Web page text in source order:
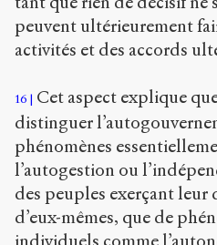
peuvent ultérieurement
activités et des accords
16
Cet aspect explique
distinguer
phénomènes
l’autogestion ou
des peuples exerçant leur
d’eux-mêmes, que de
individuels comme